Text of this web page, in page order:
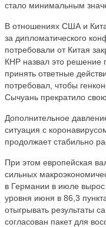
стало минимальным
В отношениях США и
за дипломатического
потребовали от Китая
КНР назвал это решение
принять ответные
потребовал, чтобы
Сычуань прекратило
Дополнительное
ситуация с
продолжает стабильно
При этом европейская
сильных
в Германии в июле вырос
уровня июня в 86,3
отыгрывать результаты
согласован пакет для